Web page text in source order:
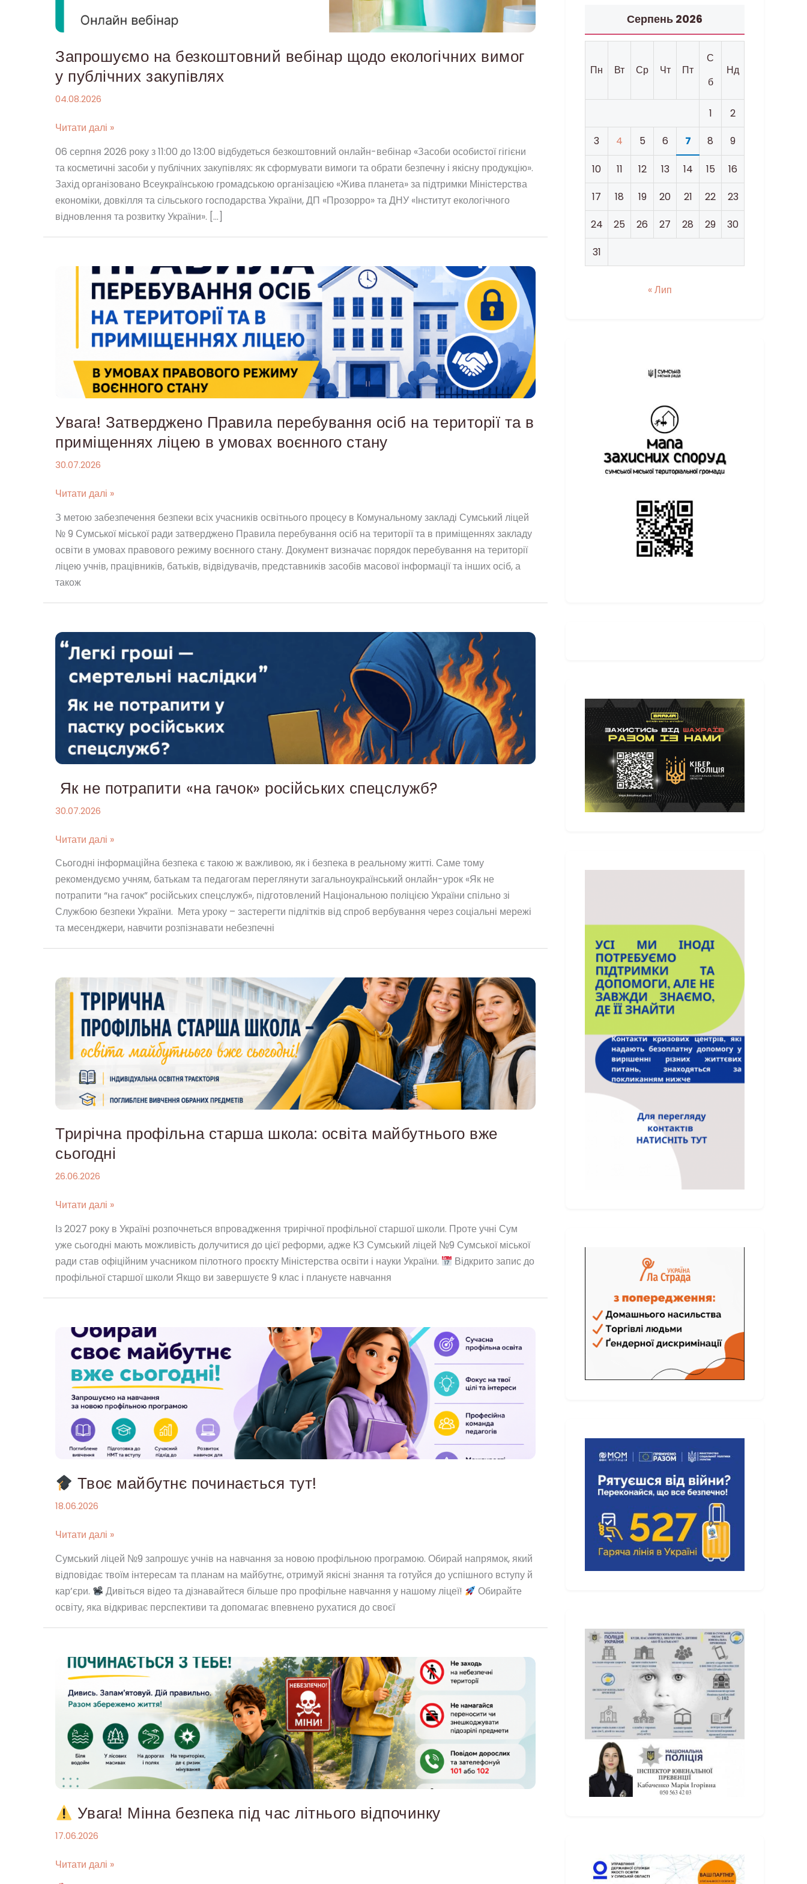
Запрошуємо на безкоштовний вебінар щодо екологічних вимог
у публічних закупівлях
04.08.2026
закупівлях
Читати далі »
06 серпня 2026 року з 11:00 до 13:00 відбудеться безкоштовний онлайн-вебінар «Засоби особистої гігієни
та косметичні засоби у публічних закупівлях: як сформувати вимоги та обрати безпечну і якісну продукцію».
Захід організовано Всеукраїнською громадською організацією «Жива планета» за підтримки Міністерства
економіки, довкілля та сільського господарства України, ДП «Прозорро» та ДНУ «Інститут екологічного
відновлення та розвитку України». […]
Увага! Затверджено Правила перебування осіб на території та в
приміщеннях ліцею в умовах воєнного стану
30.07.2026
Затверджено
перебування
території
приміщеннях
ліцею
в
умовах
стану
Читати далі »
З метою забезпечення безпеки всіх учасників освітнього процесу в Комунальному закладі Сумський ліцей
№ 9 Сумської міської ради затверджено Правила перебування осіб на території та в приміщеннях закладу
освіти в умовах правового режиму воєнного стану. Документ визначає порядок перебування на території
ліцею учнів, працівників, батьків, відвідувачів, представників засобів масової інформації та інших осіб, а
також
Як не потрапити «на гачок» російських спецслужб?
30.07.2026
Як
потрапити
гачок»
російських
спецслужб?
Читати далі »
Сьогодні інформаційна безпека є такою ж важливою, як і безпека в реальному житті. Саме тому
рекомендуємо учням, батькам та педагогам переглянути загальноукраїнський онлайн-урок «Як не
потрапити “на гачок” російських спецслужб», підготовлений Національною поліцією України спільно зі
Службою безпеки України. Мета уроку – застерегти підлітків від спроб вербування через соціальні мережі
та месенджери, навчити розпізнавати небезпечні
Трирічна профільна старша школа: освіта майбутнього вже
сьогодні
26.06.2026
Трирічна
профільна
старша
школа:
освіта
вже
сьогодні
Читати далі »
Із 2027 року в Україні розпочнеться впровадження трирічної профільної старшої школи. Проте учні Сум
уже сьогодні мають можливість долучитися до цієї реформи, адже КЗ Сумський ліцей №9 Сумської міської
ради став офіційним учасником пілотного проєкту Міністерства освіти і науки України.
Відкрито запис до
профільної старшої школи Якщо ви завершуєте 9 клас і плануєте навчання
Твоє майбутнє починається тут!
18.06.2026
Твоє
майбутнє
починається
Читати далі »
Сумський ліцей №9 запрошує учнів на навчання за новою профільною програмою. Обирай напрямок, який
відповідає твоїм інтересам та планам на майбутнє, отримуй якісні знання та готуйся до успішного вступу й
кар’єри.
Дивіться відео та дізнавайтеся більше про профільне навчання у нашому ліцеї!
Обирайте
освіту, яка відкриває перспективи та допомагає впевнено рухатися до своєї
Увага! Мінна безпека під час літнього відпочинку
17.06.2026
Увага!
Мінна
час
літнього
відпочинку
Читати далі »
Серпень 2026
Пн Вт Ср Чт Пт
С
б
Нд
1
2
3
4 5 6 7 8 9
10 11 12 13 14 15
16
17
18 19 20 21 22
23
24
25 26 27 28 29
30
31
« Лип